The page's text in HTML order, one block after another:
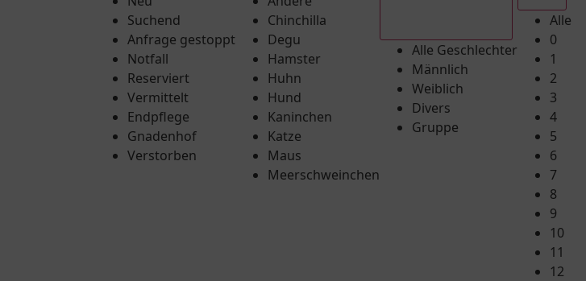
Suchend
Anfrage gestoppt
Notfall
Reserviert
Vermittelt
Endpflege
Gnadenhof
Verstorben
Chinchilla
Degu
Hamster
Huhn
Hund
Kaninchen
Katze
Maus
Meerschweinchen
Alle Geschlechter
Männlich
Weiblich
Divers
Gruppe
Alle
0
1
2
3
4
5
6
7
8
9
10
11
12